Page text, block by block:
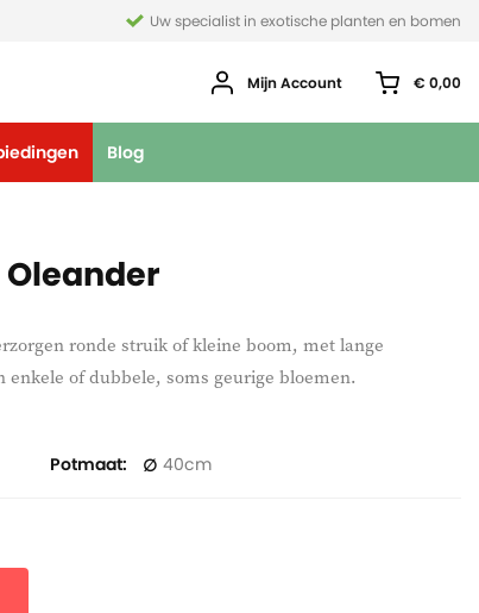
Uw specialist in exotische planten en bomen
Mijn Account € 0,00
Blog
ronde struik of kleine boom, met lange
of dubbele, soms geurige bloemen.
Potmaat 40